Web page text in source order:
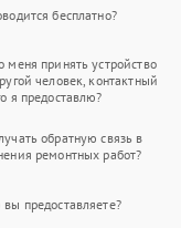
бесплатно?
меня принять устройство
человек, контактный
я предоставлю?
обратную связь в
ремонтных работ?
предоставляете?